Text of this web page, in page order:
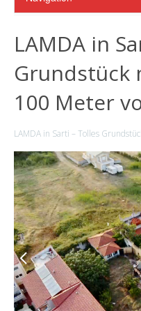
LAMDA in
Grundstück
100 Meter
LAMDA in Sarti – Tolles